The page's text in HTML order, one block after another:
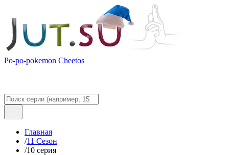
Po-po-pokemon Cheetos
Главная
/11 Сезон
/10 серия